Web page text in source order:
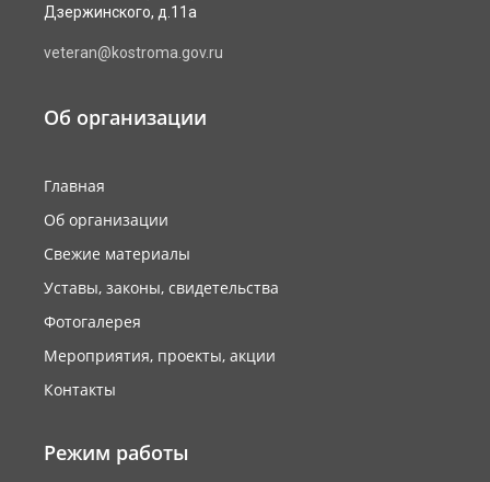
Дзержинского, д.11а
veteran@kostroma.gov.ru
Об организации
Главная
Об организации
Свежие материалы
Уставы, законы, свидетельства
Фотогалерея
Мероприятия, проекты, акции
Контакты
Режим работы